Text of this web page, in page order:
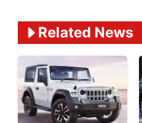
Related News